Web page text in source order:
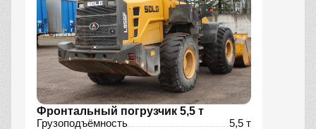
Фронтальный погрузчик 5,5 т
Грузоподъёмность
5,5 т